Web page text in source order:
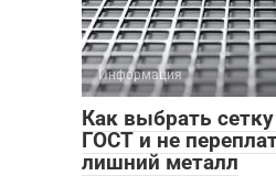
Информация
Как выбрать
ГОСТ и не
лишний металл